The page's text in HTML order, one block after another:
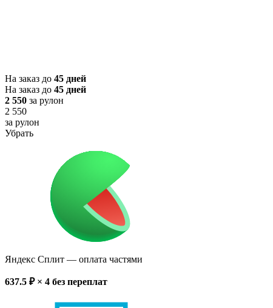
На заказ до 45 дней
На заказ до 45 дней
2 550 за рулон
2 550
за рулон
Убрать
Яндекс Сплит — оплата частями
637.5 ₽ × 4 без переплат